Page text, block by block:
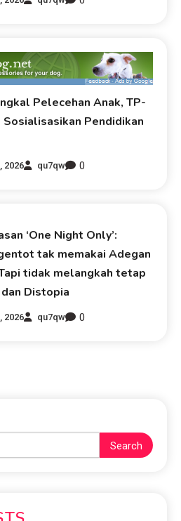
Pelecehan Anak, TP-
Sosialisasikan Pendidikan
2026 qu7qw 0
‘One Night Only’:
tak memakai Adegan
tidak melangkah tetap
Distopia
2026 qu7qw 0
Search